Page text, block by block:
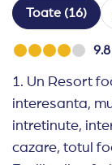
Toate (16)
1. Un Resort
interesanta,
intretinute,
cazare, totul